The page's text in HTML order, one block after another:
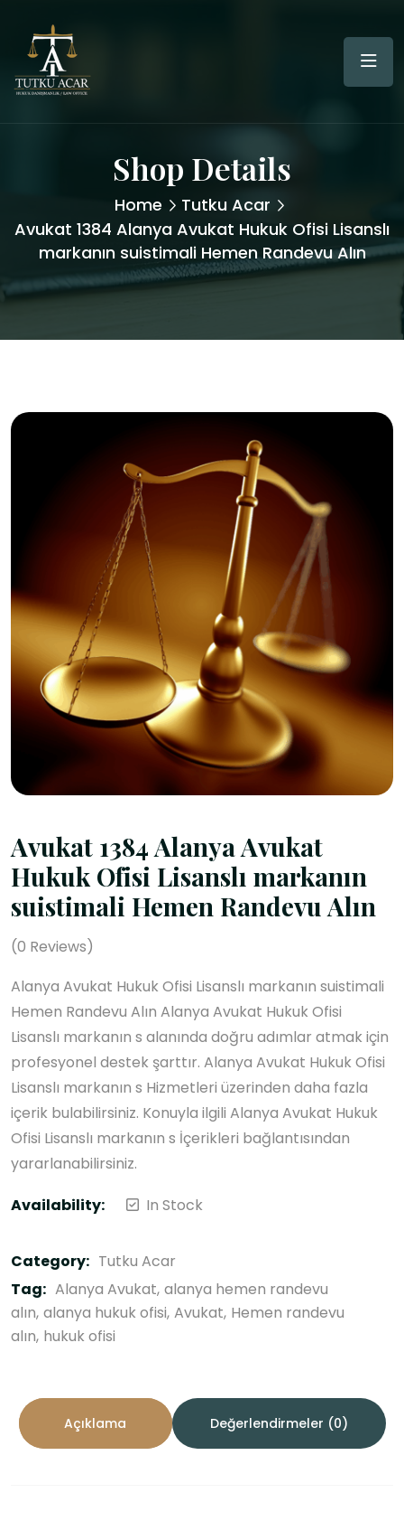
Shop Details
Home
Tutku Acar
Avukat 1384 Alanya Avukat Hukuk Ofisi Lisanslı
markanın suistimali Hemen Randevu Alın
Avukat 1384 Alanya Avukat
Hukuk Ofisi Lisanslı markanın
suistimali Hemen Randevu Alın
(0 Reviews)
Alanya Avukat Hukuk Ofisi Lisanslı markanın suistimali
Hemen Randevu Alın Alanya Avukat Hukuk Ofisi
Lisanslı markanın s alanında doğru adımlar atmak için
profesyonel destek şarttır. Alanya Avukat Hukuk Ofisi
Lisanslı markanın s Hizmetleri üzerinden daha fazla
içerik bulabilirsiniz. Konuyla ilgili Alanya Avukat Hukuk
Ofisi Lisanslı markanın s İçerikleri bağlantısından
yararlanabilirsiniz.
Availability:
In Stock
Category: Tutku Acar
Tag: Alanya Avukat alanya hemen randevu
alın alanya hukuk ofisi Avukat Hemen randevu
alın hukuk ofisi
Açıklama Değerlendirmeler (0)